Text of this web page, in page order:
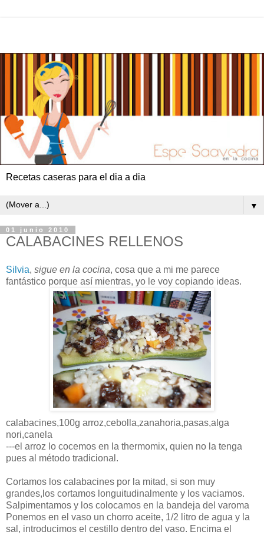
Recetas caseras para el dia a dia
▼
01 junio 2010
CALABACINES RELLENOS
Silvia, sigue en la cocina, cosa que a mi me parece
fantástico porque así mientras, yo le voy copiando ideas.
calabacines,100g arroz,cebolla,zanahoria,pasas,alga
nori,canela
---el arroz lo cocemos en la thermomix, quien no la tenga
pues al método tradicional.
Cortamos los calabacines por la mitad, si son muy
grandes,los cortamos longuitudinalmente y los vaciamos.
Salpimentamos y los colocamos en la bandeja del varoma
Ponemos en el vaso un chorro aceite, 1/2 litro de agua y la
sal, introducimos el cestillo dentro del vaso. Encima el